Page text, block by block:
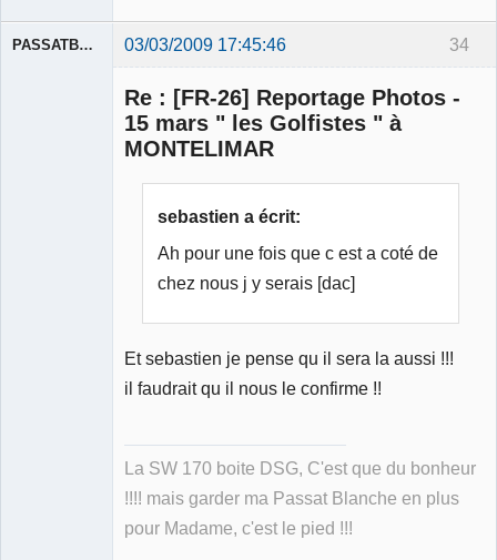
34
PASSATBLANCHE 03/03/2009 17:45:46
Re : [FR-26] Reportage Photos -
15 mars " les Golfistes " à
MONTELIMAR
sebastien a écrit:
Ah pour une fois que c est a coté de
chez nous j y serais [dac]
Et sebastien je pense qu il sera la aussi !!!
il faudrait qu il nous le confirme !!
La SW 170 boite DSG, C'est que du bonheur
!!!! mais garder ma Passat Blanche en plus
pour Madame, c'est le pied !!!